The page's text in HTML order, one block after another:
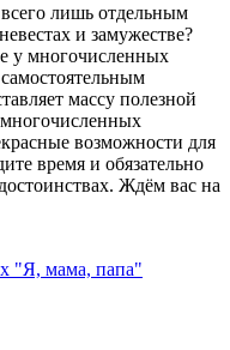
лишь отдельным
и замужестве?
у многочисленных
массу полезной
возможности для
время и обязательно
Ждём вас на
"Я, мама, папа"